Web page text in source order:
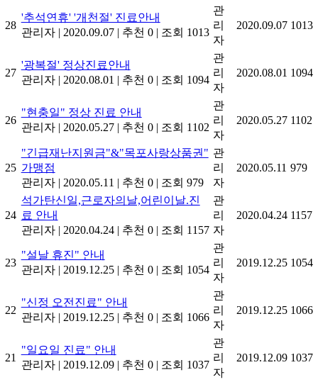
28
'추석연휴' '개천절' 진료안내
관리자 | 2020.09.07 | 추천 0 | 조회 1013
관
리
자
2020.09.07 1013
27
'광복절' 정상진료안내
관리자 | 2020.08.01 | 추천 0 | 조회 1094
관
리
자
2020.08.01 1094
26
"현충일" 정상 진료 안내
관리자 | 2020.05.27 | 추천 0 | 조회 1102
관
리
자
2020.05.27 1102
25
"긴급재난지원금"&"목포사랑상품권"
가맹점
관리자 | 2020.05.11 | 추천 0 | 조회 979
관
리
자
2020.05.11 979
24
석가탄신일,근로자의날,어린이날.진
료 안내
관리자 | 2020.04.24 | 추천 0 | 조회 1157
관
리
자
2020.04.24 1157
23
"설날 휴진" 안내
관리자 | 2019.12.25 | 추천 0 | 조회 1054
관
리
자
2019.12.25 1054
22
"신정 오전진료" 안내
관리자 | 2019.12.25 | 추천 0 | 조회 1066
관
리
자
2019.12.25 1066
21
"일요일 진료" 안내
관리자 | 2019.12.09 | 추천 0 | 조회 1037
관
리
자
2019.12.09 1037